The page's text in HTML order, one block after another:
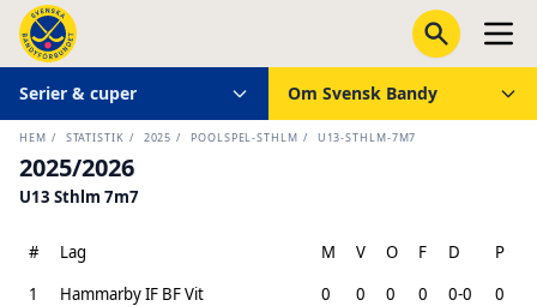
Serier & cuper Om Svensk Bandy
HEM / STATISTIK / 2025 / POOLSPEL-STHLM / U13-STHLM-7M7
2025/2026
U13 Sthlm 7m7
# Lag M V O F D
P
1
Hammarby IF BF Vit 0 0 0 0 0-0
0